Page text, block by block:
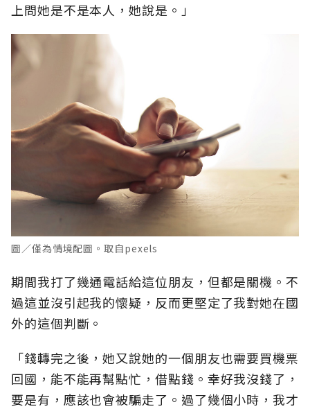
上問她是不是本人，她說是。」
圖／僅為情境配圖。取自pexels
期間我打了幾通電話給這位朋友，但都是關機。不
過這並沒引起我的懷疑，反而更堅定了我對她在國
外的這個判斷。
「錢轉完之後，她又說她的一個朋友也需要買機票
回國，能不能再幫點忙，借點錢。幸好我沒錢了，
要是有，應該也會被騙走了。過了幾個小時，我才